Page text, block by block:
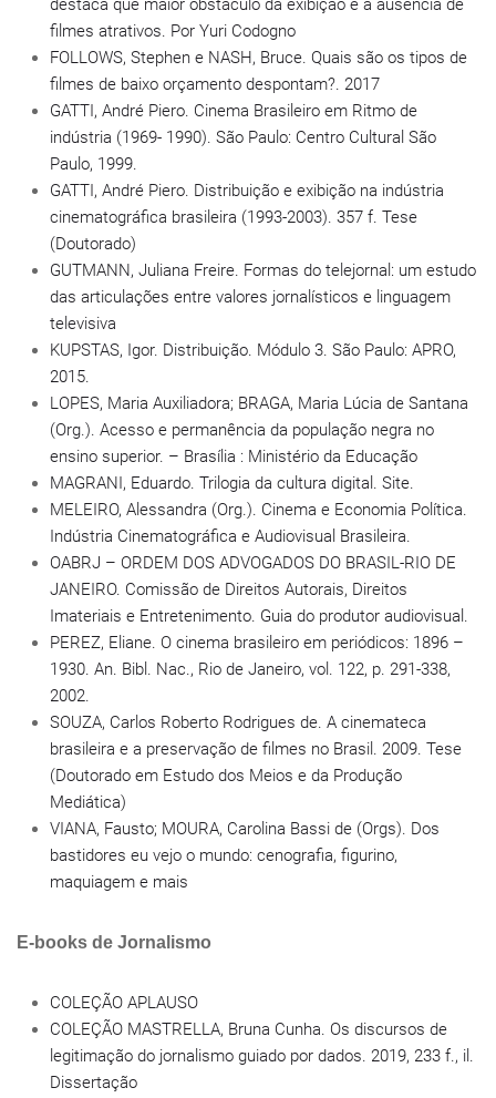
destaca que maior obstáculo da exibição é a ausência de
filmes atrativos. Por Yuri Codogno
FOLLOWS, Stephen e NASH, Bruce. Quais são os tipos de
filmes de baixo orçamento despontam?. 2017
GATTI, André Piero. Cinema Brasileiro em Ritmo de
indústria (1969- 1990). São Paulo: Centro Cultural São
Paulo, 1999.
GATTI, André Piero. Distribuição e exibição na indústria
cinematográfica brasileira (1993-2003). 357 f. Tese
(Doutorado)
GUTMANN, Juliana Freire. Formas do telejornal: um estudo
das articulações entre valores jornalísticos e linguagem
televisiva
KUPSTAS, Igor. Distribuição. Módulo 3. São Paulo: APRO,
2015.
LOPES, Maria Auxiliadora; BRAGA, Maria Lúcia de Santana
(Org.). Acesso e permanência da população negra no
ensino superior. – Brasília : Ministério da Educação
MAGRANI, Eduardo. Trilogia da cultura digital. Site.
MELEIRO, Alessandra (Org.). Cinema e Economia Política.
Indústria Cinematográfica e Audiovisual Brasileira.
OABRJ – ORDEM DOS ADVOGADOS DO BRASIL-RIO DE
JANEIRO. Comissão de Direitos Autorais, Direitos
Imateriais e Entretenimento. Guia do produtor audiovisual.
PEREZ, Eliane. O cinema brasileiro em periódicos: 1896 –
1930. An. Bibl. Nac., Rio de Janeiro, vol. 122, p. 291-338,
2002.
SOUZA, Carlos Roberto Rodrigues de. A cinemateca
brasileira e a preservação de filmes no Brasil. 2009. Tese
(Doutorado em Estudo dos Meios e da Produção
Mediática)
VIANA, Fausto; MOURA, Carolina Bassi de (Orgs). Dos
bastidores eu vejo o mundo: cenografia, figurino,
maquiagem e mais
E-books de Jornalismo
COLEÇÃO APLAUSO
COLEÇÃO MASTRELLA, Bruna Cunha. Os discursos de
legitimação do jornalismo guiado por dados. 2019, 233 f., il.
Dissertação